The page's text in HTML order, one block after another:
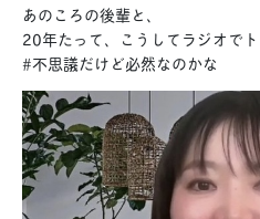
あのころの後輩と、
20年たって、こうしてラジオで
#不思議だけど必然なのかな